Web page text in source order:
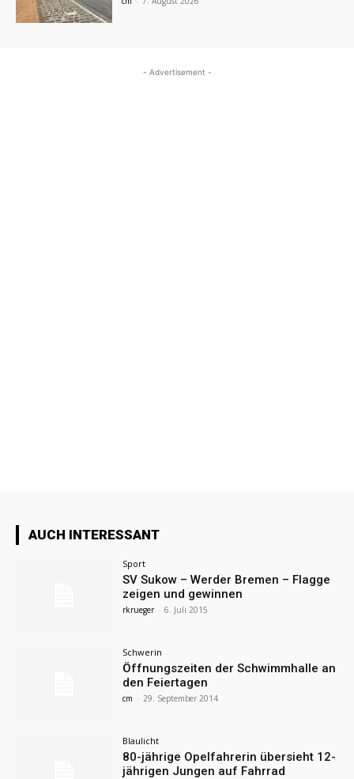
- Advertisement -
AUCH INTERESSANT
Sport
SV Sukow – Werder Bremen – Flagge
zeigen und gewinnen
rkrueger - 6. Juli 2015
Schwerin
Öffnungszeiten der Schwimmhalle an
den Feiertagen
cm - 29. September 2014
Blaulicht
80-jährige Opelfahrerin übersieht 12-
jährigen Jungen auf Fahrrad